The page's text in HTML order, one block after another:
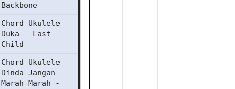
Backbone
Chord Ukulele
Duka - Last
Child
Chord Ukulele
Dinda Jangan
Marah Marah -